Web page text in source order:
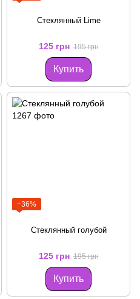
Стеклянный Lime
125 грн 195 грн
Купить
−36%
Стеклянный голубой
125 грн 195 грн
Купить